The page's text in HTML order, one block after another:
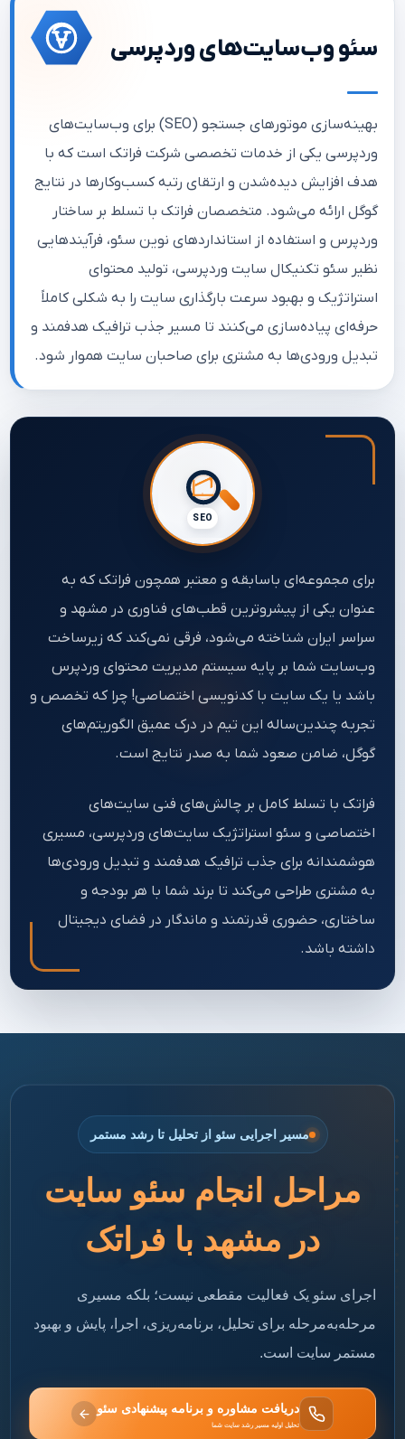
سئو وب‌سایت‌های وردپرسی
بهینه‌سازی موتورهای جستجو (SEO) برای وب‌سایت‌های
وردپرسی یکی از خدمات تخصصی شرکت فراتک است که با
هدف افزایش دیده‌شدن و ارتقای رتبه کسب‌وکارها در نتایج
گوگل ارائه می‌شود. متخصصان فراتک با تسلط بر ساختار
وردپرس و استفاده از استانداردهای نوین سئو، فرآیندهایی
نظیر سئو تکنیکال سایت وردپرسی، تولید محتوای
استراتژیک و بهبود سرعت بارگذاری سایت را به شکلی کاملاً
حرفه‌ای پیاده‌سازی می‌کنند تا مسیر جذب ترافیک هدفمند و
تبدیل ورودی‌ها به مشتری برای صاحبان سایت هموار شود.
برای مجموعه‌ای باسابقه و معتبر همچون فراتک که به
عنوان یکی از پیشروترین قطب‌های فناوری در مشهد و
سراسر ایران شناخته می‌شود، فرقی نمی‌کند که زیرساخت
وب‌سایت شما بر پایه سیستم مدیریت محتوای وردپرس
باشد یا یک سایت با کدنویسی اختصاصی! چرا که تخصص و
تجربه چندین‌ساله این تیم در درک عمیق الگوریتم‌های
گوگل، ضامن صعود شما به صدر نتایج است.
SEO
فراتک با تسلط کامل بر چالش‌های فنی سایت‌های
اختصاصی و سئو استراتژیک سایت‌های وردپرسی، مسیری
هوشمندانه برای جذب ترافیک هدفمند و تبدیل ورودی‌ها
به مشتری طراحی می‌کند تا برند شما با هر بودجه و
ساختاری، حضوری قدرتمند و ماندگار در فضای دیجیتال
داشته باشد.
مسیر اجرایی سئو از تحلیل تا رشد مستمر
مراحل انجام سئو سایت
در مشهد با فراتک
اجرای سئو یک فعالیت مقطعی نیست؛ بلکه مسیری
مرحله‌به‌مرحله برای تحلیل، برنامه‌ریزی، اجرا، پایش و بهبود
مستمر سایت است.
دریافت مشاوره و برنامه پیشنهادی سئو
تحلیل اولیه مسیر رشد سایت شما